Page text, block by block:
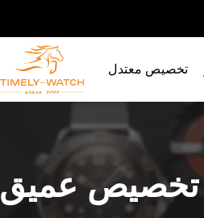
تخصيص معتدل
تخصيص عميق